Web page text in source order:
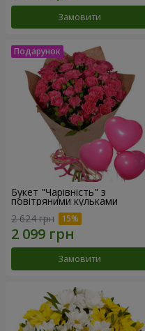
Замовити
Букет "Чарівність" з
повітряними кульками
2 624 грн
Замовити